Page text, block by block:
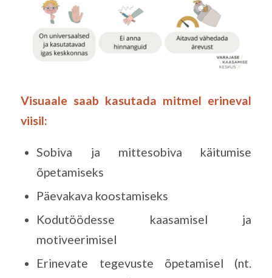
Visuaale saab kasutada mitmel erineval
viisil:
Sobiva ja mittesobiva käitumise
õpetamiseks
Päevakava koostamiseks
Kodutöödesse kaasamisel ja
motiveerimisel
Erinevate tegevuste õpetamisel (nt.